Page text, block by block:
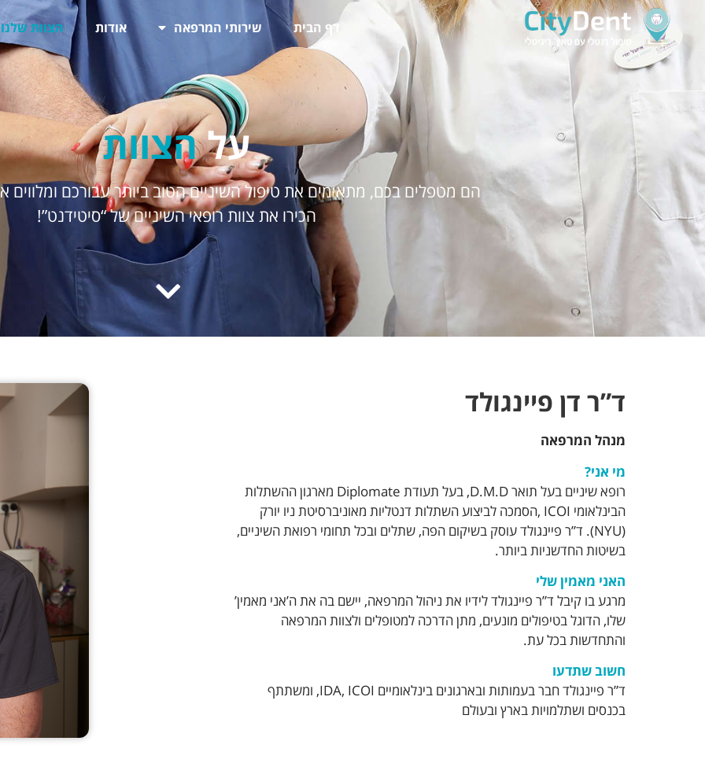
דף הבית שירותי המרפאה אודות הצוות שלנו
עלהצוות
הם מטפלים בכם, מתאימים את טיפול השיניים הטוב ביותר עבורכם ומלווים
הכירו את צוות רופאי השיניים של “סיטידנט”!
ד”ר דן פיינגולד
מנהל המרפאה
מי אני?
רופא שיניים בעל תואר D.M.D, בעל תעודת Diplomate מארגון ההשתלות
הבינלאומי ICOI ,הסמכה לביצוע השתלות דנטליות מאוניברסיטת ניו יורק
(NYU). ד”ר פיינגולד עוסק בשיקום הפה, שתלים ובכל תחומי רפואת השיניים,
בשיטות החדשניות ביותר.
האני מאמין שלי
מרגע בו קיבל ד”ר פיינגולד לידיו את ניהול המרפאה, יישם בה את ה’אני מאמין’
שלו, הדוגל בטיפולים מונעים, מתן הדרכה למטופלים ולצוות המרפאה
והתחדשות בכל עת.
חשוב שתדעו
ד”ר פיינגולד חבר בעמותות ובארגונים בינלאומיים IDA, ICOI, ומשתתף
בכנסים ושתלמויות בארץ ובעולם